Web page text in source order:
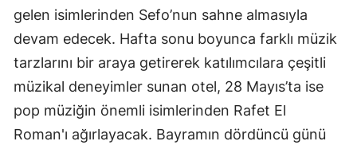
gelen isimlerinden Sefo’nun sahne almasıyla
devam edecek. Hafta sonu boyunca farklı müzik
tarzlarını bir araya getirerek katılımcılara çeşitli
müzikal deneyimler sunan otel, 28 Mayıs’ta ise
pop müziğin önemli isimlerinden Rafet El
Roman'ı ağırlayacak. Bayramın dördüncü günü